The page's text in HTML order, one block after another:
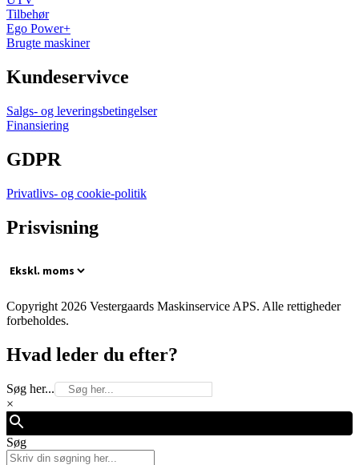
Tilbehør
Ego Power+
Brugte maskiner
Kundeservivce
Salgs- og leveringsbetingelser
Finansiering
GDPR
Privatlivs- og cookie-politik
Prisvisning
Copyright 2026 Vestergaards Maskinservice APS. Alle rettigheder
forbeholdes.
Hvad leder du efter?
Søg her...
×
Søg